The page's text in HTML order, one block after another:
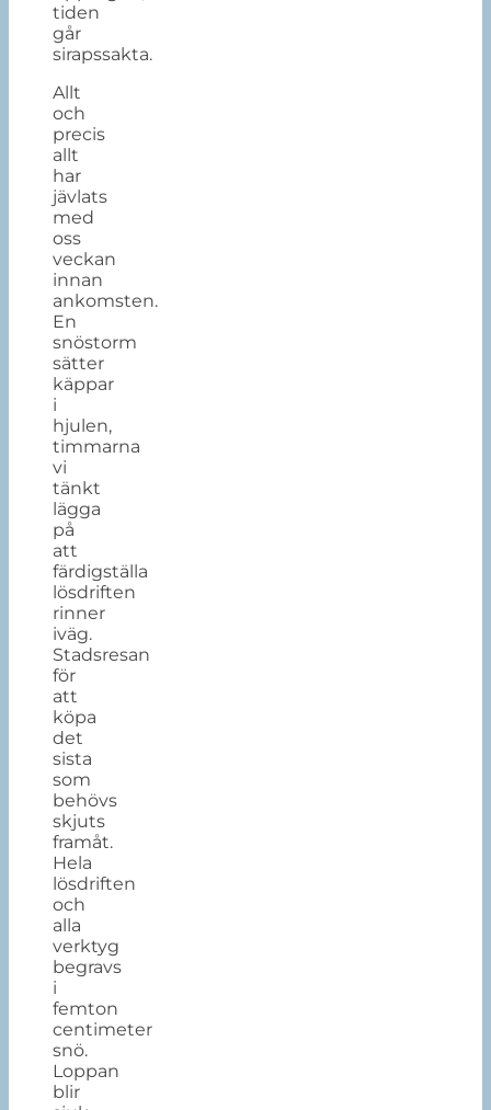
tiden
går
sirapssakta.
Allt
och
precis
allt
har
jävlats
med
oss
veckan
innan
ankomsten.
En
snöstorm
sätter
käppar
i
hjulen,
timmarna
vi
tänkt
lägga
på
att
färdigställa
lösdriften
rinner
iväg.
Stadsresan
för
att
köpa
det
sista
som
behövs
skjuts
framåt.
Hela
lösdriften
och
alla
verktyg
begravs
i
femton
centimeter
snö.
Loppan
blir